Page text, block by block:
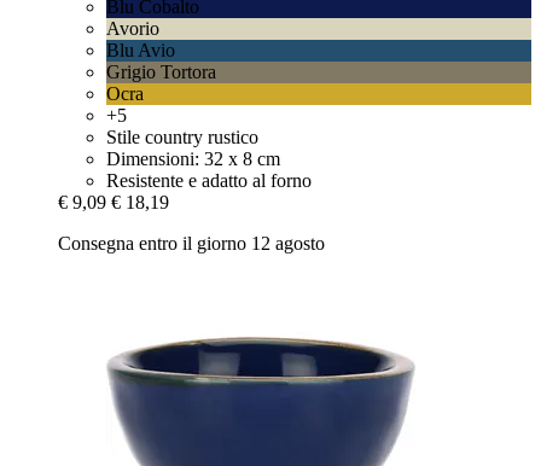
Blu Cobalto
Avorio
Blu Avio
Grigio Tortora
Ocra
+5
Stile country rustico
Dimensioni: 32 x 8 cm
Resistente e adatto al forno
€ 9,09 € 18,19
Consegna entro il giorno 12 agosto